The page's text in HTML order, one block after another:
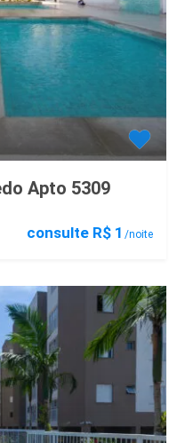
consulte R$ 1 /noite
Apto 5309